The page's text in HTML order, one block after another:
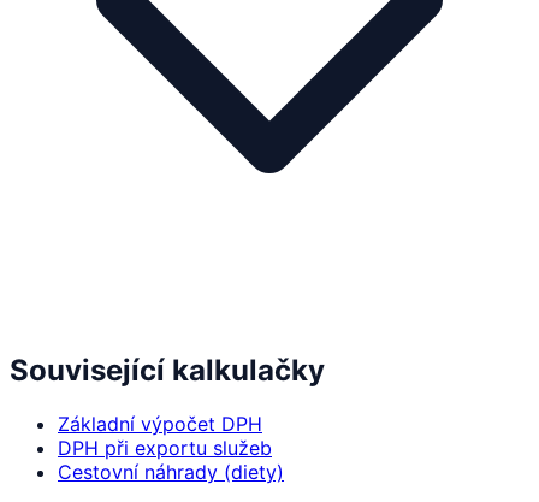
Související kalkulačky
Základní výpočet DPH
DPH při exportu služeb
Cestovní náhrady (diety)